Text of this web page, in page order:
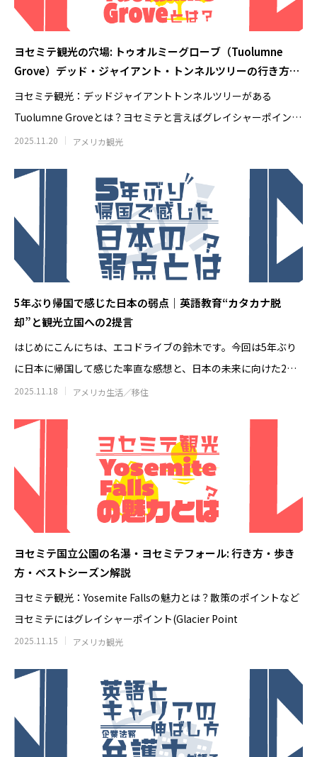
ソルバング（Solvang）観光｜アンデル
セン博物館の見どころとは？
2026.07.28
【Oceanside観光
王道フィッシュ＆
2026.07.20
ヨセミテ観光の穴場: トゥオルミーグローブ（Tuolumne
Grove）デッド・ジャイアント・トンネルツリーの行き方・
見どころ・所要時間
ヨセミテ観光：デッドジャイアントトンネルツリーがある
Tuolumne Groveとは？ヨセミテと言えばグレイシャーポイント
(Glacie
2025.11.20 アメリカ観光
5年ぶり帰国で感じた日本の弱点｜英語教育“カタカナ脱
却”と観光立国への2提言
はじめにこんにちは、エコドライブの鈴木です。今回は5年ぶり
に日本に帰国して感じた率直な感想と、日本の未来に向けた2つ
の重要な提案
2025.11.18 アメリカ生活／移住
ヨセミテ国立公園の名瀑・ヨセミテフォール: 行き方・歩き
方・ベストシーズン解説
ヨセミテ観光：Yosemite Fallsの魅力とは？散策のポイントなど
ヨセミテにはグレイシャーポイント(Glacier Point
2025.11.15 アメリカ観光